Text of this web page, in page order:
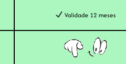
Validade 12 meses